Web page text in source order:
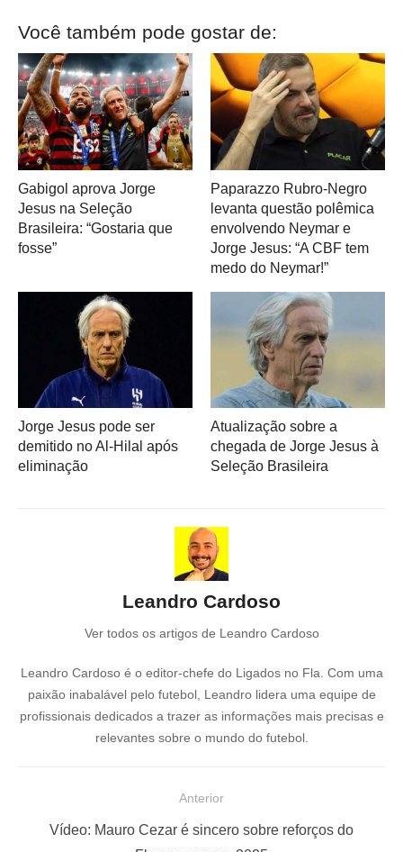
Você também pode gostar de:
Gabigol aprova Jorge
Jesus na Seleção
Brasileira: “Gostaria que
fosse”
Paparazzo Rubro-Negro
levanta questão polêmica
envolvendo Neymar e
Jorge Jesus: “A CBF tem
medo do Neymar!”
Jorge Jesus pode ser
demitido no Al-Hilal após
eliminação
Atualização sobre a
chegada de Jorge Jesus à
Seleção Brasileira
Leandro Cardoso
Ver todos os artigos de Leandro Cardoso
Leandro Cardoso é o editor-chefe do Ligados no Fla. Com uma
paixão inabalável pelo futebol, Leandro lidera uma equipe de
profissionais dedicados a trazer as informações mais precisas e
relevantes sobre o mundo do futebol.
Anterior
Vídeo: Mauro Cezar é sincero sobre reforços do